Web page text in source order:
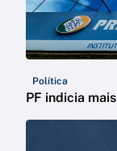
Política
PF indicia